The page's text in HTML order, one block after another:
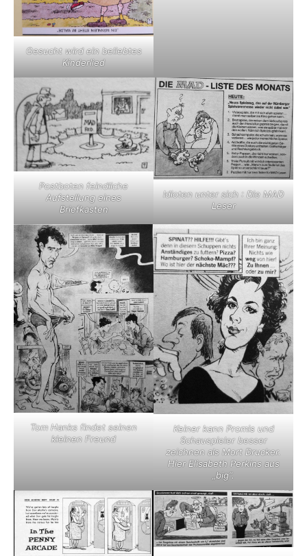
Gesucht wird ein beliebtes
Kinderlied
Postboten feindliche
Aufstellung eines
Briefkasten
Idioten unter sich : Die MAD
Leser
Tom Hanks findet seinen
kleinen Freund
Keiner kann Promis und
Schauspieler besser
zeichnen als Mort Drucker.
Hier Elisabeth Perkins aus
„big“.